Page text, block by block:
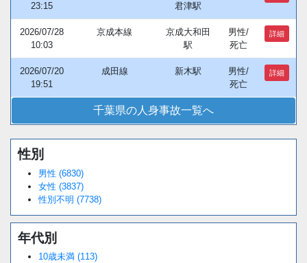
23:15
君津駅
2026/07/28
10:03
京成本線
京成大和田
駅
男性/
死亡
詳細
2026/07/20
19:51
成田線 新木駅
男性/
死亡
詳細
千葉県の人身事故一覧へ
Unmute
性別
男性 (6830)
女性 (3837)
性別不明 (7738)
年代別
10歳未満 (113)